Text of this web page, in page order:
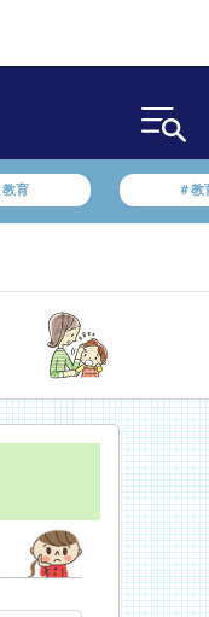
教育 ＃教